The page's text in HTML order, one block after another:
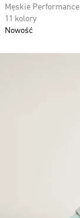
Męskie Performance
11 kolory
Nowość